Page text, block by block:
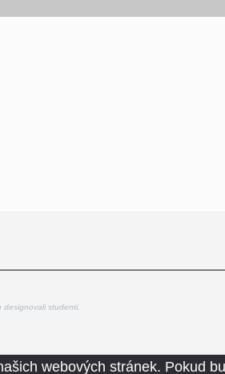
designovali studenti.
webových stránek. Pokud